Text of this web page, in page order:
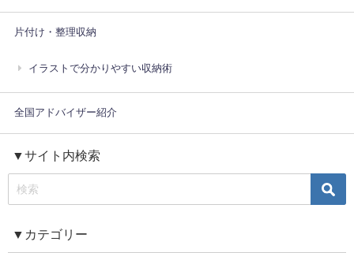
片付け・整理収納
イラストで分かりやすい収納術
全国アドバイザー紹介
▼サイト内検索
▼カテゴリー